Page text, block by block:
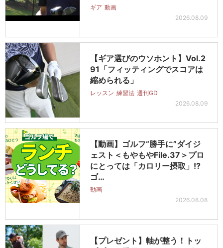
ギア 動画
2026.08.09
【ギア選びのウソホント】Vol.2
91「フィッティングでスコアは
縮められる」
レッスン 練習法 週刊GD
2026.08.09
【動画】ゴルフ“勝手に”ダイジ
ェスト＜もやもやFile.37＞プロ
にとっては「カロリー摂取」!?
ゴ…
動画
2026.08.08
【プレゼント】軸が整う！トッ